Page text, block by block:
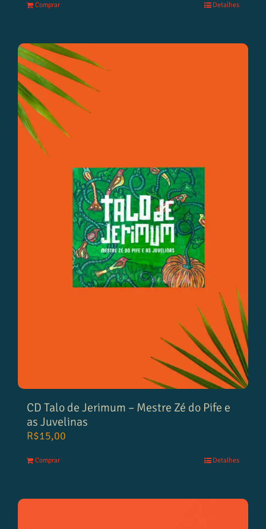
Comprar Detalhes
CD Talo de Jerimum – Mestre Zé do Pife e
as Juvelinas
R$15,00
Comprar Detalhes